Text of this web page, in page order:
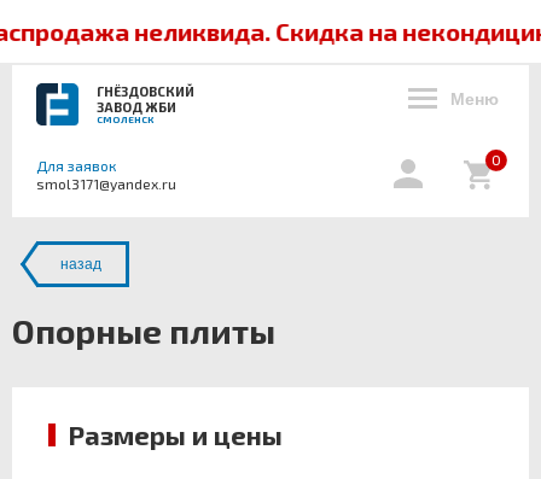
неликвида. Скидка на
ГНЁЗДОВСКИЙ
ЗАВОД ЖБИ
СМОЛЕНСК
Для заявок
smol3171@yandex.ru
0
Меню
назад
Опорные плиты
Размеры и цены